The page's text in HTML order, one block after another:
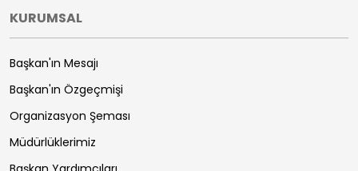
KURUMSAL
Başkan'ın Mesajı
Başkan'ın Özgeçmişi
Organizasyon Şeması
Müdürlüklerimiz